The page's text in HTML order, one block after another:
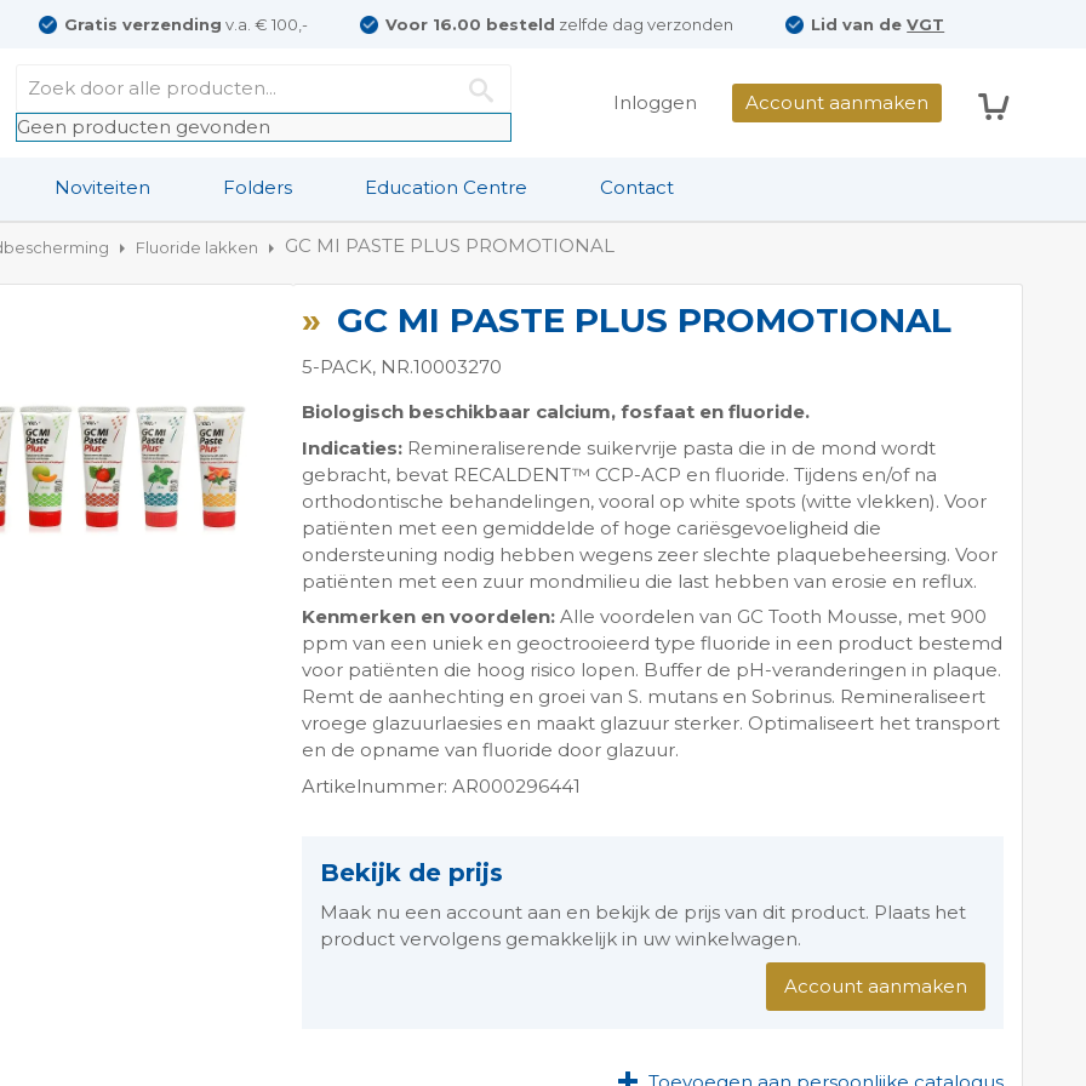
Gratis verzending v.a. € 100,- Voor 16.00 besteld zelfde dag verzonden Lid van deVGT
Geen producten gevonden
Inloggen Account aanmaken
Noviteiten Folders Education Centre Contact
Fluoride lakken GC MI PASTE PLUS PROMOTIONAL
GC MI PASTE PLUS PROMOTIONAL
5-PACK, NR.10003270
Biologisch beschikbaar calcium, fosfaat en fluoride.
Indicaties: Remineraliserende suikervrije pasta die in de mond wordt
gebracht, bevat RECALDENT™ CCP-ACP en fluoride. Tijdens en/of na
orthodontische behandelingen, vooral op white spots (witte vlekken). Voor
patiënten met een gemiddelde of hoge cariësgevoeligheid die
ondersteuning nodig hebben wegens zeer slechte plaquebeheersing. Voor
patiënten met een zuur mondmilieu die last hebben van erosie en reflux.
Kenmerken en voordelen: Alle voordelen van GC Tooth Mousse, met 900
ppm van een uniek en geoctrooieerd type fluoride in een product bestemd
voor patiënten die hoog risico lopen. Buffer de pH-veranderingen in plaque.
Remt de aanhechting en groei van S. mutans en Sobrinus. Remineraliseert
vroege glazuurlaesies en maakt glazuur sterker. Optimaliseert het transport
en de opname van fluoride door glazuur.
Artikelnummer: AR000296441
Bekijk de prijs
Maak nu een account aan en bekijk de prijs van dit product. Plaats het
product vervolgens gemakkelijk in uw winkelwagen.
Account aanmaken
Toevoegen aan persoonlijke catalogus